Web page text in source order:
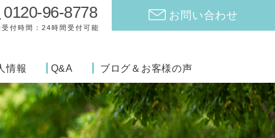
0120-96-8778
受付時間：24時間受付可能
お問い合わせ
情報 Q&A ブログ＆お客様の声